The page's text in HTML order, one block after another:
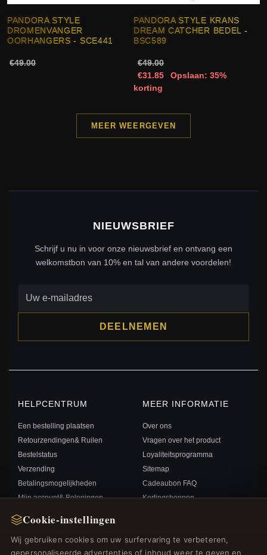
Cookie-instellingen
Wij gebruiken cookies om uw surfervaring te verbeteren,
gepersonaliseerde advertenties of inhoud weer te geven en
PANDORA STYLE
DROMENVANGER
OORHANGERS - SCE441
€49.00
PANDORA STYLE KRANS
DREAM CATCHER BEDEL -
BSC589
€49.00
€31.85
Opslaan: 35%
korting
MEER WEERGEVEN
NIEUWSBRIEF
Schrijf u nu in voor onze nieuwsbrief en ontvang een
welkomstbon van 10% en tal van andere voordelen!
DEELNEMEN
HELPCENTRUM
Een bestelling plaatsen
Retourzendingen& Ruilen
Bestelstatus
Verzending
Betalingsmogelijkheden
Mijn account& Beloningen
MEER INFORMATIE
Over ons
Vragen over het product
Loyaliteitsprogramma
Sitemap
Cadeaubon FAQ
Kortingsbonnen
SNELLE LINKS VOLG ONS